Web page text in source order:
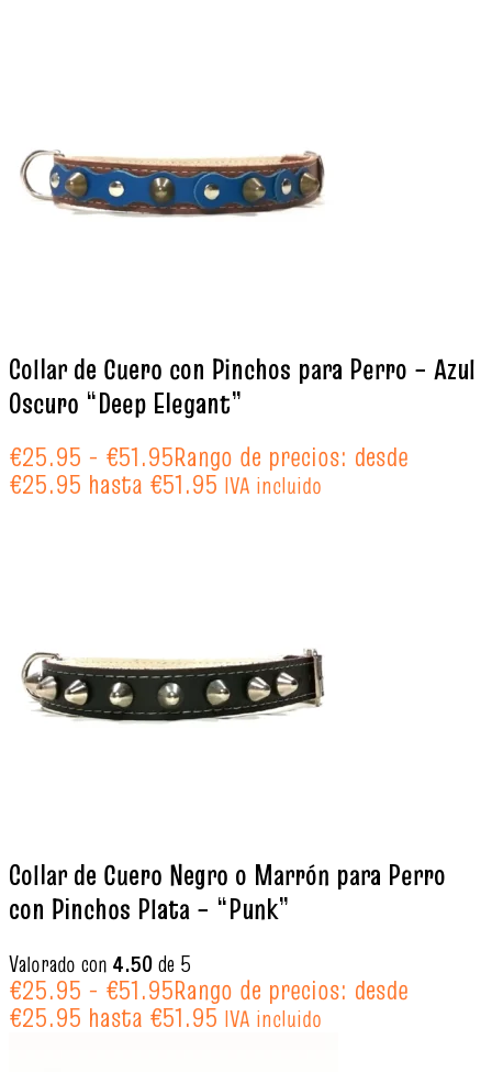
Collar de Cuero con Pinchos para Perro – Azul
Oscuro “Deep Elegant”
€25.95 - €51.95Rango de precios: desde
€25.95 hasta €51.95 IVA incluido
Collar de Cuero Negro o Marrón para Perro
con Pinchos Plata – “Punk”
Valorado con 4.50de 5
€25.95 - €51.95Rango de precios: desde
€25.95 hasta €51.95 IVA incluido